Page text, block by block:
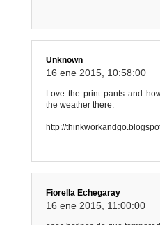
Unknown
16 ene 2015, 10:58:00
Love the print pants and
the weather there.
http://
Fiorella Echegaray
16 ene 2015, 11:00:00